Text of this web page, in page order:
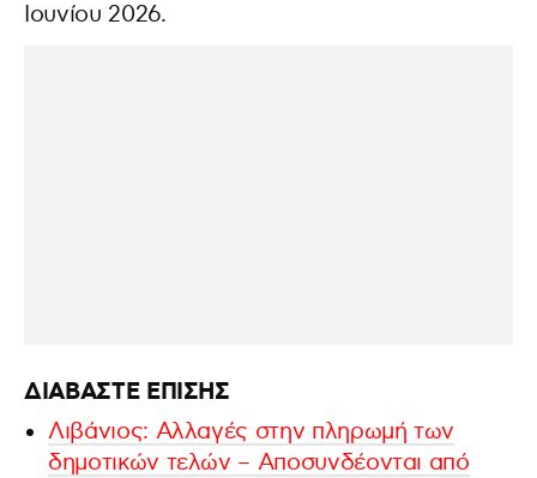
Ιουνίου 2026.
ΔΙΑΒΑΣΤΕ ΕΠΙΣΗΣ
Λιβάνιος: Αλλαγές στην πληρωμή των
δημοτικών τελών – Αποσυνδέονται από